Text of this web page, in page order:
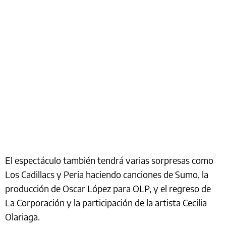
El espectáculo también tendrá varias sorpresas como
Los Cadillacs y Peria haciendo canciones de Sumo, la
producción de Oscar López para OLP, y el regreso de
La Corporación y la participación de la artista Cecilia
Olariaga.